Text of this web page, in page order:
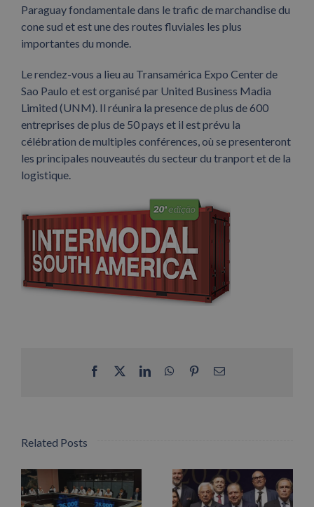
Paraguay fondamentale dans le trafic de marchandise du
cone sud et est une des routes fluviales les plus
importantes du monde.
Le rendez-vous a lieu au Transamérica Expo Center de
Sao Paulo et est organisé par United Business Madia
Limited (UNM). Il réunira la presence de plus de 600
entreprises de plus de 50 pays et il est prévu la
célébration de multiples conférences, où se presenteront
les principales nouveautés du secteur du tranport et de la
logistique.
Facebook LinkedInWhatsApp
PinterestEmail
Related Posts